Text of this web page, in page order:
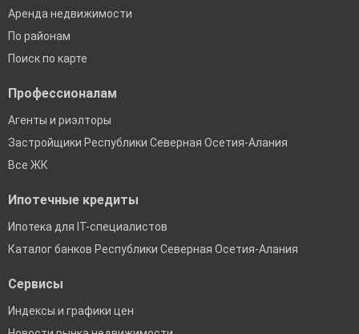
Аренда недвижимости
По районам
Поиск по карте
Профессионалам
Агенты и риэлторы
Застройщики Республики Северная Осетия-Алания
Все ЖК
Ипотечные кредиты
Ипотека для IT-специалистов
Каталог банков Республики Северная Осетия-Алания
Сервисы
Индексы и графики цен